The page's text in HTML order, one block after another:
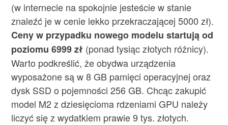
(w internecie na spokojnie jesteście w stanie
znaleźć je w cenie lekko przekraczającej 5000 zł).
Ceny w przypadku nowego modelu startują od
poziomu 6999 zł (ponad tysiąc złotych różnicy).
Warto podkreślić, że obydwa urządzenia
wyposażone są w 8 GB pamięci operacyjnej oraz
dysk SSD o pojemności 256 GB. Chcąc zakupić
model M2 z dziesięcioma rdzeniami GPU należy
liczyć się z wydatkiem prawie 9 tys. złotych.